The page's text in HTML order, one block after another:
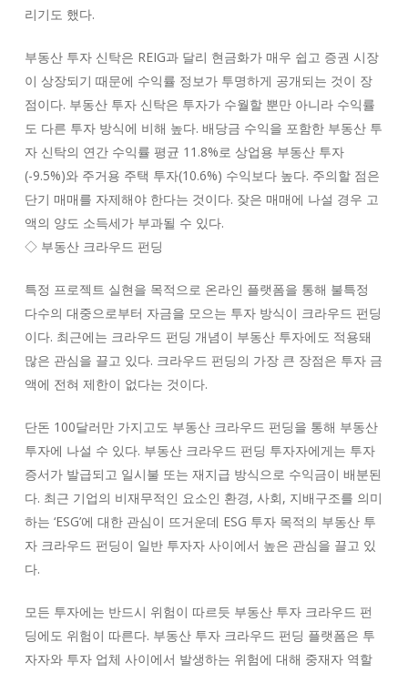
리기도 했다.
부동산 투자 신탁은 REIG과 달리 현금화가 매우 쉽고 증권 시장
이 상장되기 때문에 수익률 정보가 투명하게 공개되는 것이 장
점이다. 부동산 투자 신탁은 투자가 수월할 뿐만 아니라 수익률
도 다른 투자 방식에 비해 높다. 배당금 수익을 포함한 부동산 투
자 신탁의 연간 수익률 평균 11.8%로 상업용 부동산 투자
(-9.5%)와 주거용 주택 투자(10.6%) 수익보다 높다. 주의할 점은
단기 매매를 자제해야 한다는 것이다. 잦은 매매에 나설 경우 고
액의 양도 소득세가 부과될 수 있다.
◇ 부동산 크라우드 펀딩
특정 프로젝트 실현을 목적으로 온라인 플랫폼을 통해 불특정
다수의 대중으로부터 자금을 모으는 투자 방식이 크라우드 펀딩
이다. 최근에는 크라우드 펀딩 개념이 부동산 투자에도 적용돼
많은 관심을 끌고 있다. 크라우드 펀딩의 가장 큰 장점은 투자 금
액에 전혀 제한이 없다는 것이다.
단돈 100달러만 가지고도 부동산 크라우드 펀딩을 통해 부동산
투자에 나설 수 있다. 부동산 크라우드 펀딩 투자자에게는 투자
증서가 발급되고 일시불 또는 재지급 방식으로 수익금이 배분된
다. 최근 기업의 비재무적인 요소인 환경, 사회, 지배구조를 의미
하는 ‘ESG’에 대한 관심이 뜨거운데 ESG 투자 목적의 부동산 투
자 크라우드 펀딩이 일반 투자자 사이에서 높은 관심을 끌고 있
다.
모든 투자에는 반드시 위험이 따르듯 부동산 투자 크라우드 펀
딩에도 위험이 따른다. 부동산 투자 크라우드 펀딩 플랫폼은 투
자자와 투자 업체 사이에서 발생하는 위험에 대해 중재자 역할